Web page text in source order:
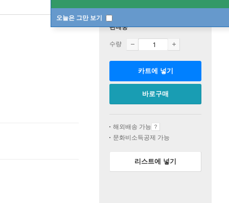
오늘은 그만 보기
판매중
수량
카트에 넣기
바로구매
해외배송 가능
문화비소득공제 가능
리스트에 넣기